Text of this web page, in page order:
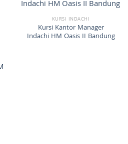
KURSI INDACHI
Kursi Kantor Manager
Indachi HM Oasis II Bandung